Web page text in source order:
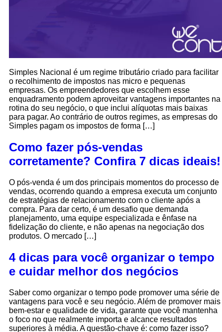
Simples Nacional é um regime tributário criado para facilitar
o recolhimento de impostos nas micro e pequenas
empresas. Os empreendedores que escolhem esse
enquadramento podem aproveitar vantagens importantes na
rotina do seu negócio, o que inclui alíquotas mais baixas
para pagar. Ao contrário de outros regimes, as empresas do
Simples pagam os impostos de forma […]
Como fazer pós-vendas
corretamente? Confira 7 dicas ideais!
O pós-venda é um dos principais momentos do processo de
vendas, ocorrendo quando a empresa executa um conjunto
de estratégias de relacionamento com o cliente após a
compra. Para dar certo, é um desafio que demanda
planejamento, uma equipe especializada e ênfase na
fidelização do cliente, e não apenas na negociação dos
produtos. O mercado […]
4 dicas para você organizar o tempo
e cuidar melhor dos negócios
Saber como organizar o tempo pode promover uma série de
vantagens para você e seu negócio. Além de promover mais
bem-estar e qualidade de vida, garante que você mantenha
o foco no que realmente importa e alcance resultados
superiores à média. A questão-chave é: como fazer isso?